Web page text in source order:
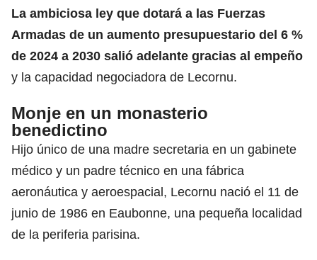
La ambiciosa ley que dotará a las Fuerzas
Armadas de un aumento presupuestario del 6 %
de 2024 a 2030 salió adelante gracias al empeño
y la capacidad negociadora de Lecornu.
Monje en un monasterio
benedictino
Hijo único de una madre secretaria en un gabinete
médico y un padre técnico en una fábrica
aeronáutica y aeroespacial, Lecornu nació el 11 de
junio de 1986 en Eaubonne, una pequeña localidad
de la periferia parisina.